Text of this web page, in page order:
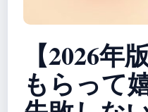
【2026
もらって